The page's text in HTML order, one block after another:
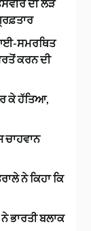
ਦੀ ਲੋੜ
ਸਮਰਥਿਤ
ਕਰਨ ਦੀ
ਕੇ ਹੱਤਿਆ,
ਚਾਹਵਾਨ
ਨੇ ਕਿਹਾ ਕਿ
ਭਾਰਤੀ ਬਲਾਕ